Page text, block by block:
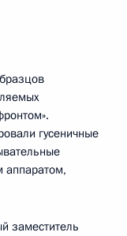
гусеничные
аппаратом,
заместитель